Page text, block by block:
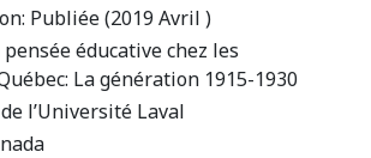
Publiée (2019 Avril )
pensée éducative chez les
La génération 1915-1930
l’Université Laval